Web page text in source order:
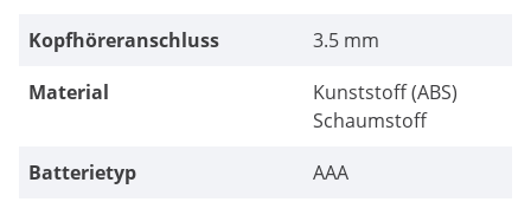
Kopfhöreranschluss
3.5 mm
Material
Kunststoff (ABS)
Schaumstoff
Batterietyp
AAA